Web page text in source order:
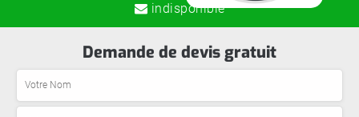
indisponible
Demande de devis gratuit